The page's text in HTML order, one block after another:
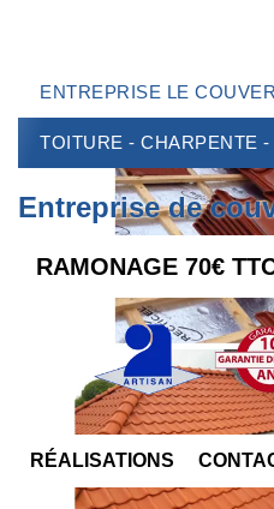
ENTREPRISE LE
TOITURE - CHARPENTE
Entreprise de
RAMONAGE 70€
RÉALISATIONS